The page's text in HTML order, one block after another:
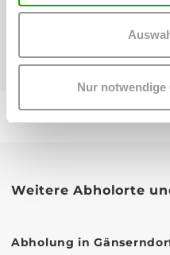
Nur notwendige
Weitere Abholorte
Abholung in